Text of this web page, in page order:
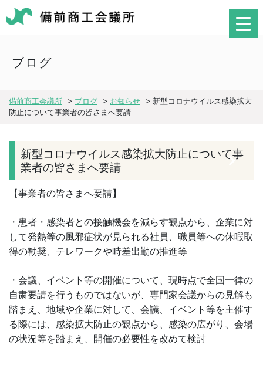
ブログ
備前商工会議所 > ブログ > お知らせ > 新型コロナウイルス感染拡大
防止について事業者の皆さまへ要請
新型コロナウイルス感染拡大防止について事
業者の皆さまへ要請
【事業者の皆さまへ要請】
・患者・感染者との接触機会を減らす観点から、企業に対
して発熱等の風邪症状が見られる社員、職員等への休暇取
得の勧奨、テレワークや時差出勤の推進等
・会議、イベント等の開催について、現時点で全国一律の
自粛要請を行うものではないが、専門家会議からの見解も
踏まえ、地域や企業に対して、会議、イベント等を主催す
る際には、感染拡大防止の観点から、感染の広がり、会場
の状況等を踏まえ、開催の必要性を改めて検討